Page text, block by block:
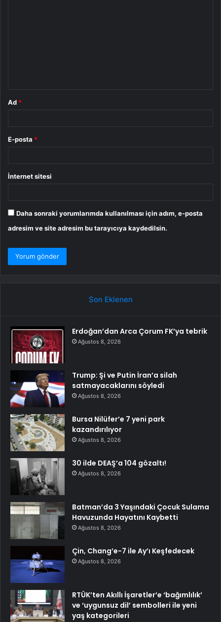
Ad *
E-posta *
İnternet sitesi
Daha sonraki yorumlarımda kullanılması için adım, e-posta
adresim ve site adresim bu tarayıcıya kaydedilsin.
Son Eklenen
Erdoğan’dan Arca Çorum FK’ya tebrik
Ağustos 8, 2026
Trump: Şi ve Putin İran’a silah
satmayacaklarını söyledi
Ağustos 8, 2026
Bursa Nilüfer’e 7 yeni park
kazandırılıyor
Ağustos 8, 2026
30 ilde DEAŞ’a 104 gözaltı!
Ağustos 8, 2026
Batman’da 3 Yaşındaki Çocuk Sulama
Havuzunda Hayatını Kaybetti
Ağustos 8, 2026
Çin, Chang’e-7 ile Ay’ı Keşfedecek
Ağustos 8, 2026
RTÜK’ten Akıllı İşaretler’e ‘bağımlılık’
ve ‘uygunsuz dil’ sembolleri ile yeni
yaş kategorileri